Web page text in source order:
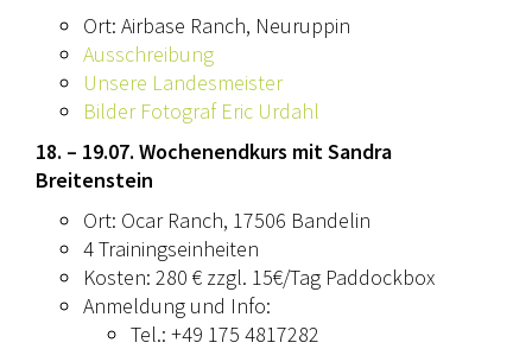
Ort: Airbase Ranch, Neuruppin
Ausschreibung
Unsere Landesmeister
Bilder Fotograf Eric Urdahl
18. – 19.07. Wochenendkurs mit Sandra
Breitenstein
Ort: Ocar Ranch, 17506 Bandelin
4 Trainingseinheiten
Kosten: 280 € zzgl. 15€/Tag Paddockbox
Anmeldung und Info:
Tel.: +49 175 4817282